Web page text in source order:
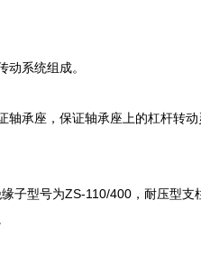
系统组成。
承座，保证轴承座上的杠杆转
子型号为ZS-110/400，耐压型支